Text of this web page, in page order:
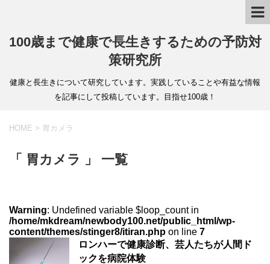
100歳まで健康で長生きするための予防対
策研究所
健康と長生きについて研究しています。実践していることや有益な情報
を記事にして投稿しています。目指せ100歳！
HOME > 胃カメラ
「 胃カメラ 」 一覧
Warning: Undefined variable $loop_count in
/home/mkdream/newbody100.net/public_html/wp-
content/themes/stinger8/itiran.php on line 7
ロンハーで健康診断、芸人たちが人間ド
ックを病院体験